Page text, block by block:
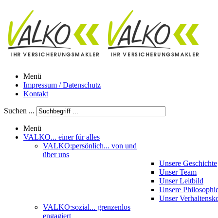
Menü
Impressum / Datenschutz
Kontakt
Suchen ...
Menü
VALKO... einer für alles
VALKO:persönlich... von und
über uns
Unsere Geschichte
Unser Team
Unser Leitbild
Unsere
Unser
VALKO:sozial... grenzenlos
engagiert